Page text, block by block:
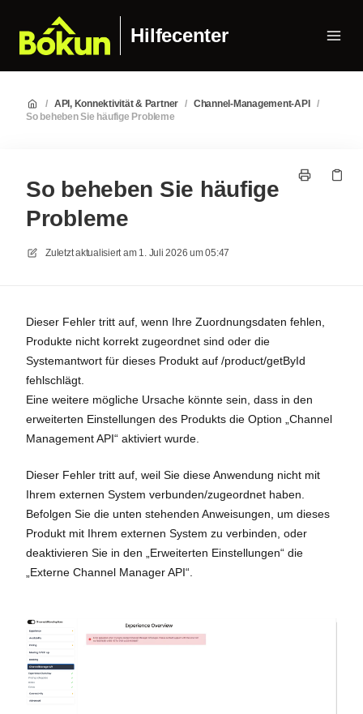
Hilfecenter
/ API, Konnektivität & Partner / Channel-Management-API
/
So beheben Sie häufige Probleme
So beheben Sie häufige
Probleme
Zuletzt aktualisiert am 1. Juli 2026 um 05:47
Dieser Fehler tritt auf, wenn Ihre Zuordnungsdaten fehlen,
Produkte nicht korrekt zugeordnet sind oder die
Systemantwort für dieses Produkt auf /product/getById
fehlschlägt.
Eine weitere mögliche Ursache könnte sein, dass in den
erweiterten Einstellungen des Produkts die Option „Channel
Management API“ aktiviert wurde.
Dieser Fehler tritt auf, weil Sie diese Anwendung nicht mit
Ihrem externen System verbunden/zugeordnet haben.
Befolgen Sie die unten stehenden Anweisungen, um dieses
Produkt mit Ihrem externen System zu verbinden, oder
deaktivieren Sie in den „Erweiterten Einstellungen“ die
„Externe Channel Manager API“.